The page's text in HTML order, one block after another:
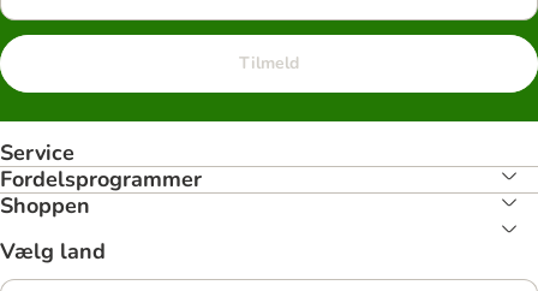
Tilmeld
Service
Fordelsprogrammer
Shoppen
Vælg land